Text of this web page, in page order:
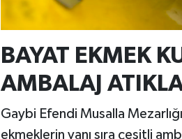
BAYAT EKMEK
AMBALAJ
Gaybi Efendi Musalla
ekmeklerin yanı sıra çeşitli